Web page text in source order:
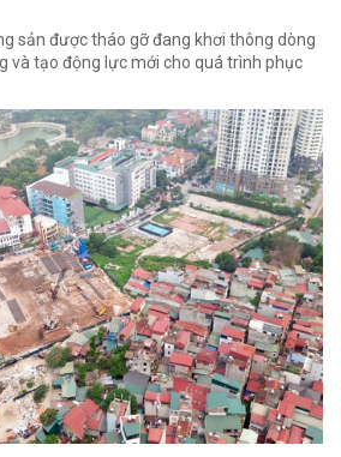
sản được tháo gỡ đang khơi thông dòng
và tạo động lực mới cho quá trình phục